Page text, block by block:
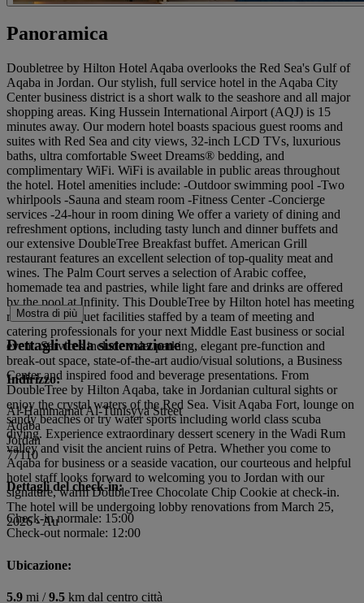
Panoramica
Doubletree by Hilton Hotel Aqaba overlooks the Red Sea's Gulf of
Aqaba in Jordan. Our stylish, full service hotel in the Aqaba City
Center business district is a short walk to the seashore and all major
shopping areas. King Hussein International Airport (AQJ) is 15
minutes away. Our modern hotel boasts spacious guest rooms and
suites with Red Sea and city views, 32-inch LCD TVs, luxurious
baths, ultra comfortable Sweet Dreams® bedding, and
complimentary WiFi. WiFi is available in public areas throughout
the hotel. Hotel amenities include: -Outdoor swimming pool -Two
whirlpools -Sauna and steam room -Fitness Center -Concierge
services -24-hour in room dining We offer a variety of dining and
refreshment options, including tasty lunch and dinner buffets and
our extensive DoubleTree Breakfast buffet. American Grill
restaurant features an excellent selection of top-quality meat and
wines. The Palm Court serves a selection of Arabic coffee,
homemade tea and pastries, while light fare and drinks are offered
by the pool at Infinity. This DoubleTree by Hilton hotel has meeting
room and banquet facilities staffed by a team of meeting and
catering professionals for your next Middle East business or social
event. Services include valet parking, elegant pre-function and
break-out space, state-of-the-art audio/visual solutions, a Business
Center and inspired food and beverage presentations. From
DoubleTree by Hilton Aqaba, take in Jordanian cultural sights or
enjoy the crystal waters of the Red Sea. Visit Aqaba Fort, lounge on
sandy beaches or try water sports including world class scuba
diving. Experience extraordinary dessert scenery in the Wadi Rum
valley and visit the ancient ruins of Petra. Whether you come to
Aqaba for business or a seaside vacation, our courteous and helpful
hotel staff looks forward to welcoming you to Jordan with our
signature, warm DoubleTree Chocolate Chip Cookie at check-in.
The hotel will be undergoing lobby renovations from March 25,
2026 - Au
Mostra di più
Dettagli della sistemazione
Indirizzo:
Al-Hammamat Al-Tunisyya Street
Aqaba
Jordan
77110
Dettagli del check-in:
Check-in normale: 15:00
Check-out normale: 12:00
Ubicazione:
5.9 mi /9.5 km dal centro città